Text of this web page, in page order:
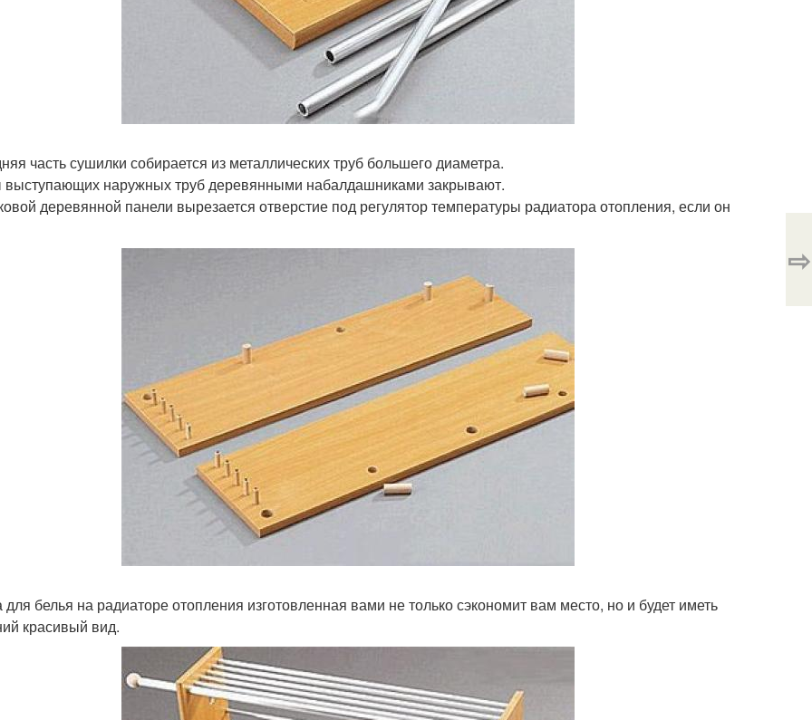
часть сушилки собирается из металлических труб большего диаметра.
выступающих наружных труб деревянными набалдашниками закрывают.
деревянной панели вырезается отверстие под регулятор температуры радиатора отопления, если он
белья на радиаторе отопления изготовленная вами не только сэкономит вам место, но и будет иметь
красивый вид.
⇨